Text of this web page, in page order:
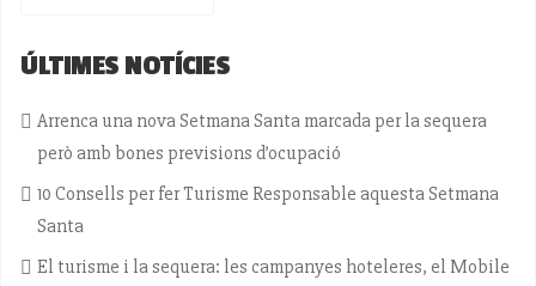
ÚLTIMES NOTÍCIES
Arrenca una nova Setmana Santa marcada per la sequera
però amb bones previsions d’ocupació
10 Consells per fer Turisme Responsable aquesta Setmana
Santa
El turisme i la sequera: les campanyes hoteleres, el Mobile